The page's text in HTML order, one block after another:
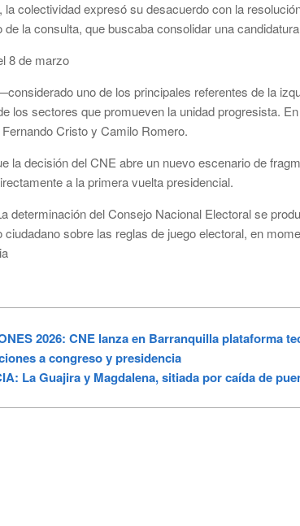
colectividad expresó su desacuerdo con la
la consulta, que buscaba consolidar una
8 de marzo
uno de los principales referentes de la
los sectores que promueven la unidad progresista.
Cristo y Camilo Romero.
la decisión del CNE abre un nuevo escenario de
a la primera vuelta presidencial.
determinación del Consejo Nacional Electoral se
sobre las reglas de juego electoral, en
2026: CNE lanza en Barranquilla plataforma
a congreso y presidencia
La Guajira y Magdalena, sitiada por caída de